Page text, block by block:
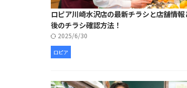
ロピア川崎水沢店の最新チラシと店舗情報
後のチラシ確認方法！
2025/6/30
ロピア